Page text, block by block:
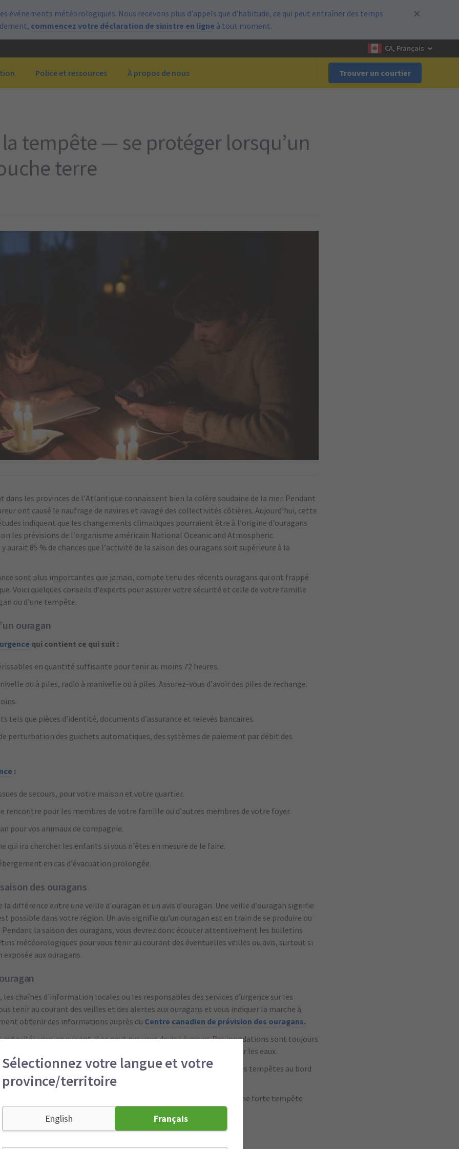
événements météorologiques. Nous recevons plus d’appels que d’habitude, ce qui peut entraîner des temps
commencez votre déclaration de sinistre en ligne à tout moment.
CA, Français
Police et ressources À propos de nous Trouver un courtier
la tempête — se protéger lorsqu’un
terre
dans les provinces de l’Atlantique connaissent bien la colère soudaine de la mer. Pendant
ont causé le naufrage de navires et ravagé des collectivités côtières. Aujourd’hui, cette
indiquent que les changements climatiques pourraient être à l’origine d’ouragans
les prévisions de l’organisme américain National Oceanic and Atmospheric
aurait 85 % de chances que l’activité de la saison des ouragans soit supérieure à la
sont plus importantes que jamais, compte tenu des récents ouragans qui ont frappé
Voici quelques conseils d’experts pour assurer votre sécurité et celle de votre famille
ou d’une tempête.
ouragan
qui contient ce qui suit :
en quantité suffisante pour tenir au moins 72 heures.
ou à piles, radio à manivelle ou à piles. Assurez-vous d’avoir des piles de rechange.
tels que pièces d’identité, documents d’assurance et relevés bancaires.
perturbation des guichets automatiques, des systèmes de paiement par débit des
:
de secours, pour votre maison et votre quartier.
rencontre pour les membres de votre famille ou d’autres membres de votre foyer.
pour vos animaux de compagnie.
qui ira chercher les enfants si vous n’êtes en mesure de le faire.
en cas d’évacuation prolongée.
des ouragans
différence entre une veille d’ouragan et un avis d’ouragan. Une veille d’ouragan signifie
possible dans votre région. Un avis signifie qu’un ouragan est en train de se produire ou
la saison des ouragans, vous devrez donc écouter attentivement les bulletins
météorologiques pour vous tenir au courant des éventuelles veilles ou avis, surtout si
exposée aux ouragans.
les chaînes d’information locales ou les responsables des services d’urgence sur les
tenir au courant des veilles et des alertes aux ouragans et vous indiquer la marche à
obtenir des informations auprès du Centre canadien de prévision des ouragans.
autorités vous en avisent, il se peut que vous deviez évacuer. Des inondations sont toujours
attentif à la possibilité de routes inondées ou de ponts emportés par les eaux.
:ce n’est pas le moment de vous promener en bateau ou d’observer les tempêtes au bord
ouragan, il est préférable de s’éloigner de la côte.
c’est l’endroit le plus sûr de votre maison pendant un ouragan. Une forte tempête
et le sous-sol présente un fort risque d’inondation.
un ouragan
Sélectionnez votre langue et votre
province/territoire
English Français